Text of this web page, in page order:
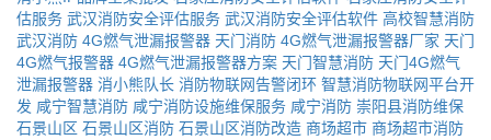
估服务 武汉消防安全评估服务 武汉消防安全评估软件 高校智慧消防
武汉消防 4G燃气泄漏报警器 天门消防 4G燃气泄漏报警器厂家 天门
4G燃气报警器 4G燃气泄漏报警器方案 天门智慧消防 天门4G燃气
泄漏报警器 消小熊队长 消防物联网告警闭环 智慧消防物联网平台开
发 咸宁智慧消防 咸宁消防设施维保服务 咸宁消防 崇阳县消防维保
石景山区 石景山区消防 石景山区消防改造 商场超市 商场超市消防